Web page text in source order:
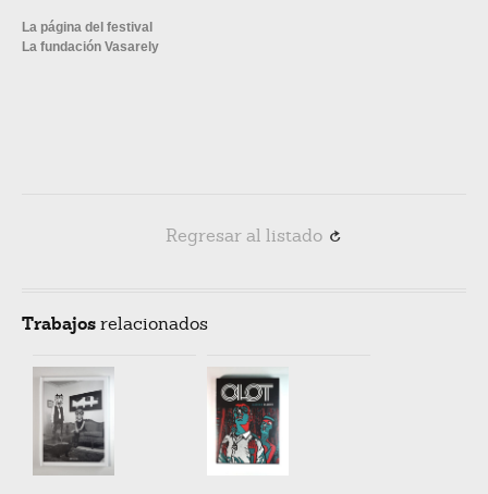
La página del festival
La fundación Vasarely
Regresar al listado R
Trabajosrelacionados